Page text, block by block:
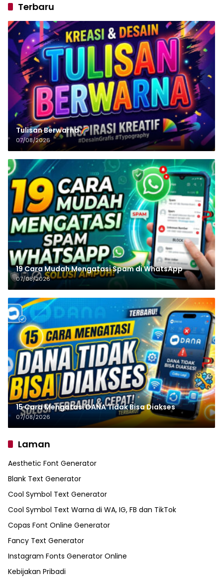
Terbaru
Tulisan‌‌‌‌‌‌‌‌‌‌‌‌‌‌‌‌ Berwarna
07/08/2026
19 Cara Mudah Mengatasi Spam di WhatsApp
07/08/2026
15 Cara Mengatasi DANA Tidak Bisa Diakses
07/08/2026
Laman
Aesthetic Font Generator
Blank Text Generator
Cool Symbol Text Generator
Cool Symbol Text Warna di WA, IG, FB dan TikTok
Copas Font Online Generator
Fancy Text Generator
Instagram Fonts Generator Online
Kebijakan Pribadi